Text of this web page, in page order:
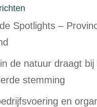
Spotlights –
de natuur draagt bij
stemming
en